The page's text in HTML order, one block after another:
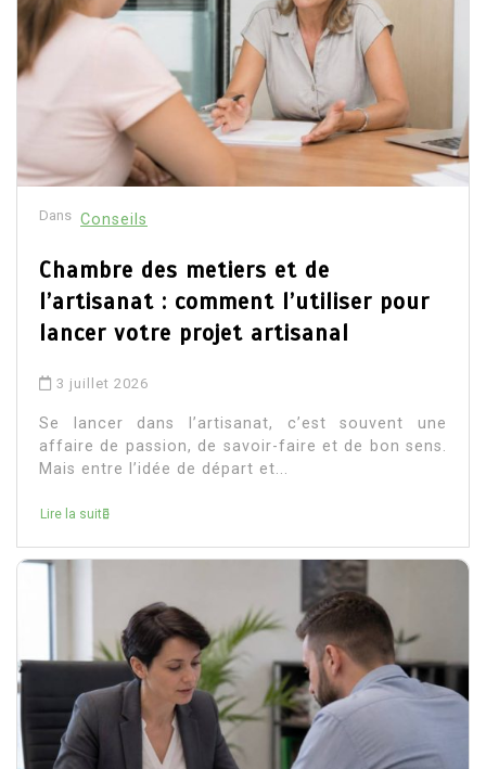
Dans Conseils
Chambre des metiers et de
l’artisanat : comment l’utiliser pour
lancer votre projet artisanal
3 juillet 2026
Se lancer dans l’artisanat, c’est souvent une
affaire de passion, de savoir-faire et de bon sens.
Mais entre l’idée de départ et...
Lire la suite